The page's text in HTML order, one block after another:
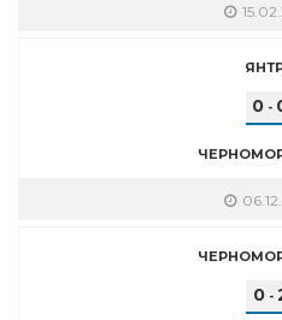
0 -
0-